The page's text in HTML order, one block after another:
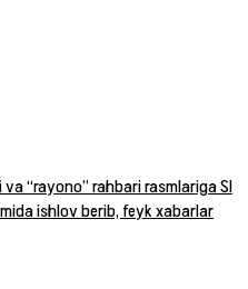
“rayono” rahbari rasmlariga SI
ishlov berib, feyk xabarlar